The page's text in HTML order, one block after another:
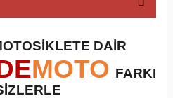
DAİR
MOTO FARKI